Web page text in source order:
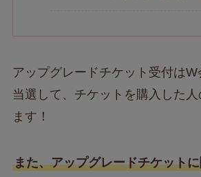
アップグレードチケット受付は
当選して、チケットを購入した
ます！
また、アップグレードチケット